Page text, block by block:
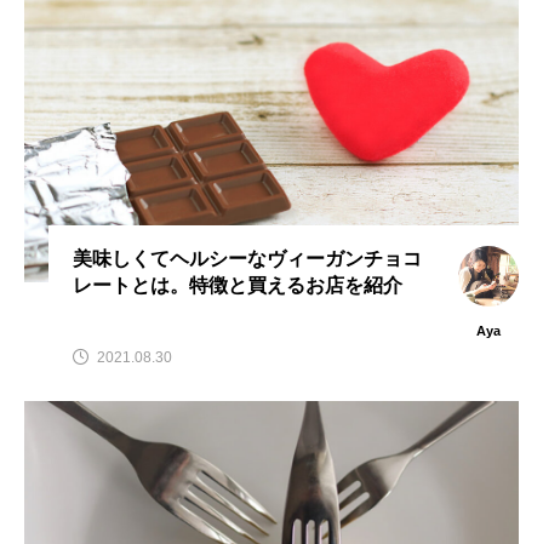
美味しくてヘルシーなヴィーガンチョコ
レートとは。特徴と買えるお店を紹介
Aya
2021.08.30